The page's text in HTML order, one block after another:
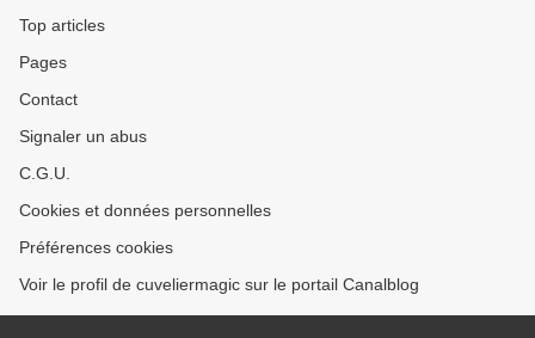
Top articles
Pages
Contact
Signaler un abus
C.G.U.
Cookies et données personnelles
Préférences cookies
Voir le profil de cuveliermagic sur le portail Canalblog